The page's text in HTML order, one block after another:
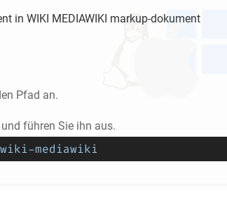
in WIKI MEDIAWIKI markup-dokument
Pfad an.
und führen Sie ihn aus.
mediawiki